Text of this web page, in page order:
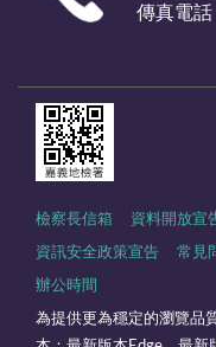
傳真電
檢察長信箱 資料開放宣
資訊安全政策宣告 常見
辦公時間
為提供更為穩定的瀏覽品